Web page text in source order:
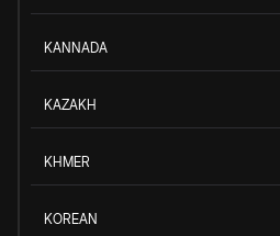
KANNADA
KAZAKH
KHMER
KOREAN